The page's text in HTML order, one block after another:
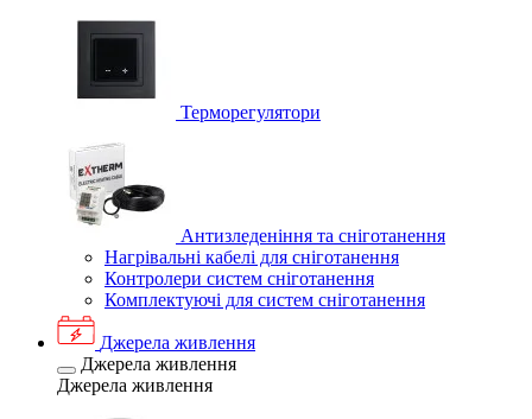
Терморегулятори
Антизледеніння та сніготанення
Нагрівальні кабелі для сніготанення
Контролери систем сніготанення
Комплектуючі для систем сніготанення
Джерела живлення
Джерела живлення
Джерела живлення